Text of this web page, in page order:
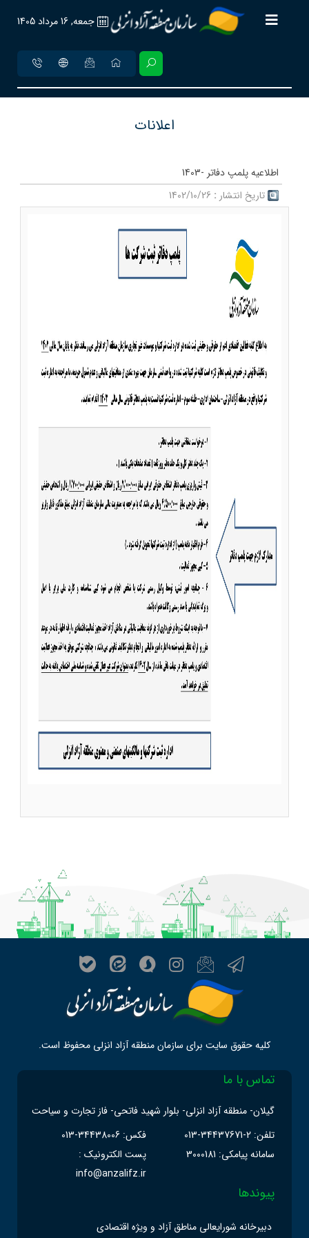
جمعه, 16 مرداد 1405
اعلانات
اطلاعيه پلمپ دفاتر -1403
تاریخ انتشار :
1402/10/26
کلیه حقوق سایت برای سازمان منطقه آزاد انزلی محفوظ است.
تماس با ما
گیلان- منطقه آزاد انزلی- بلوار شهید فاتحی- فاز تجارت و سیاحت
تلفن: 2-34437671-013
فکس: 34438006-013
سامانه پیامکی: 3000181
پست الکترونیک :
info@anzalifz.ir
پیوندها
دبیرخانه شورایعالی مناطق آزاد و ویژه اقتصادی